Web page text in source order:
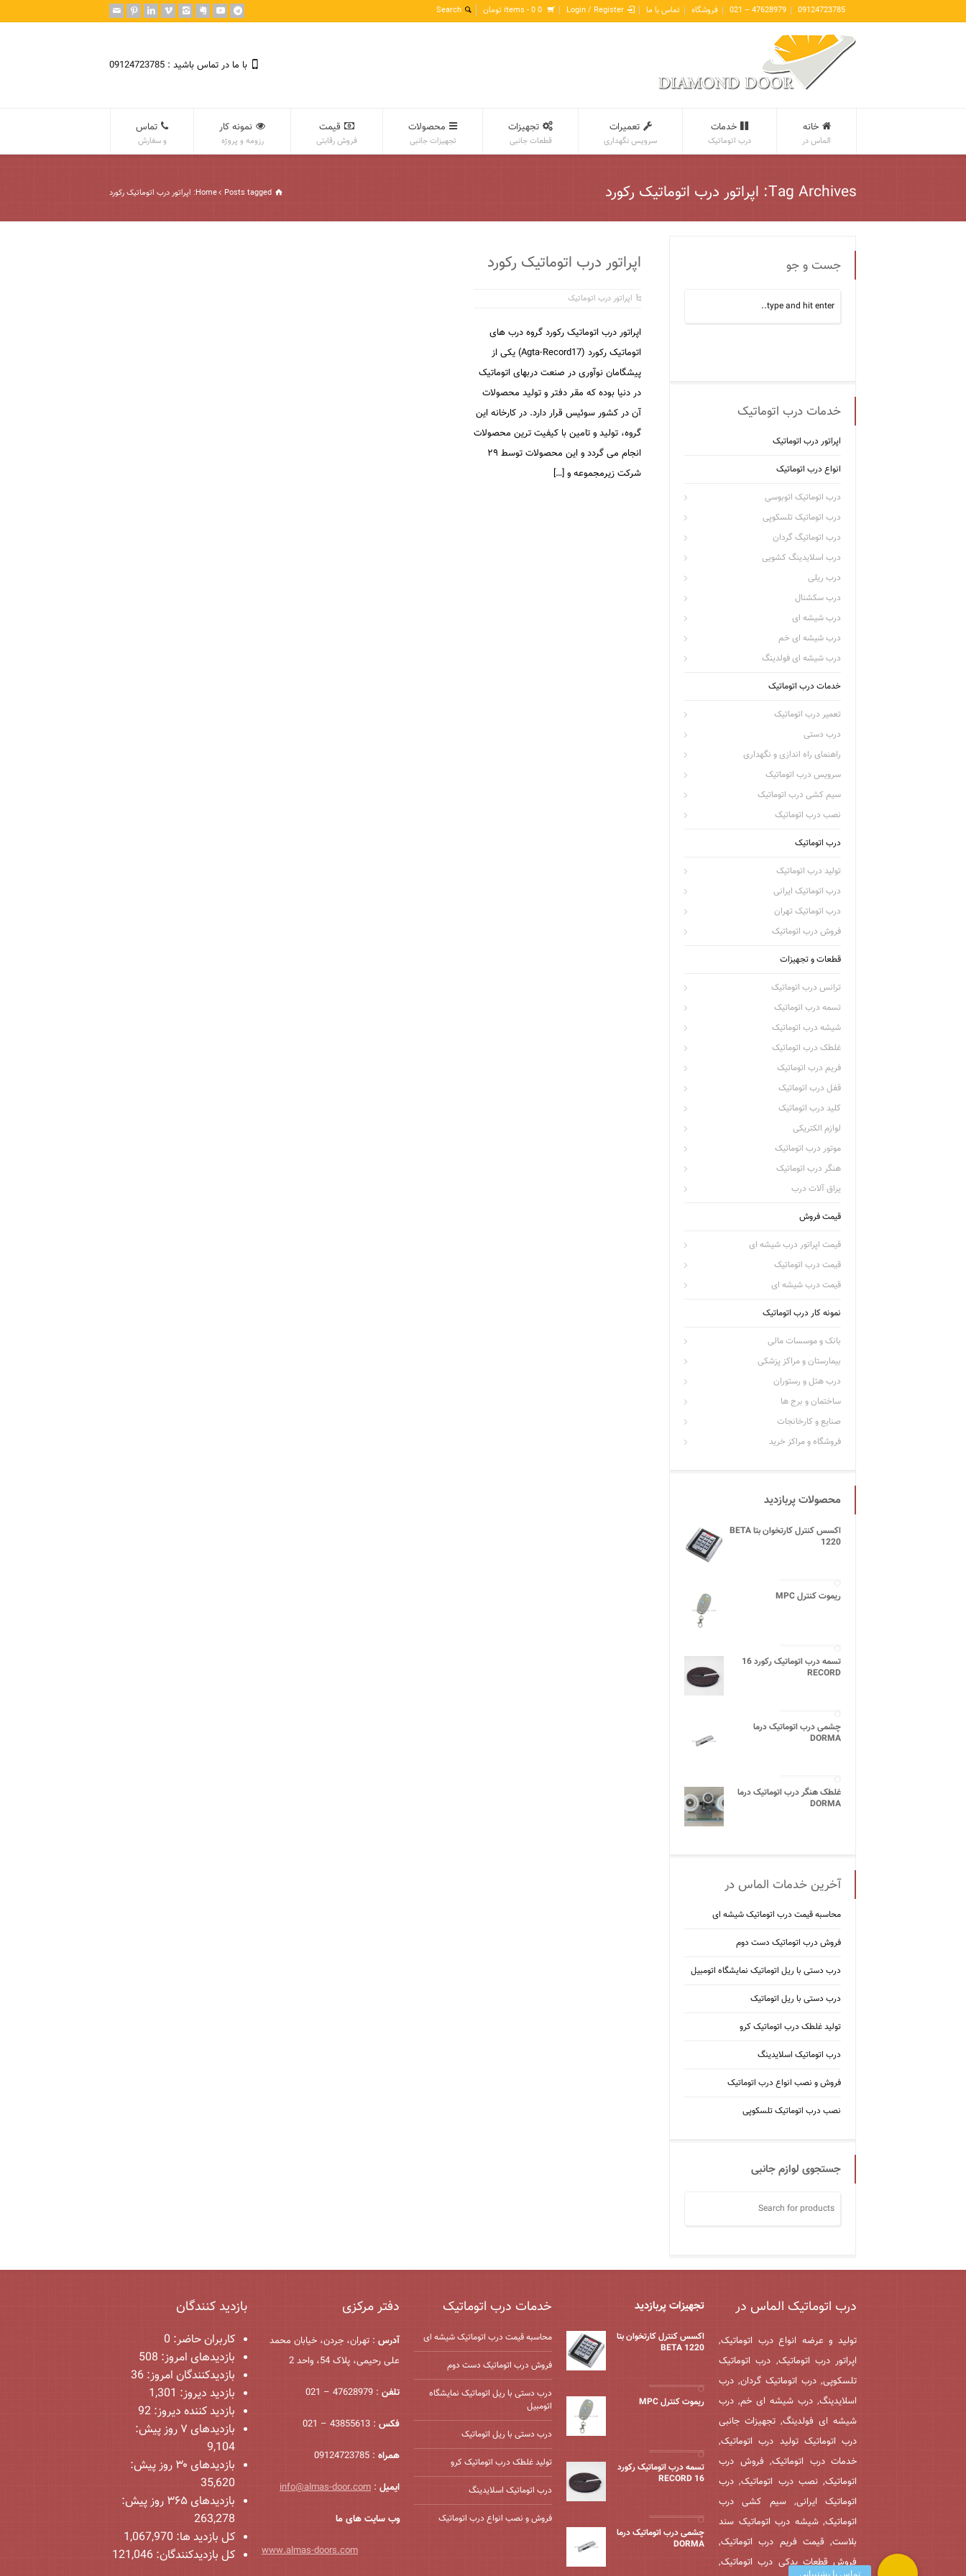
09124723785
47628979 – 021 فروشگاه تماس با ما Login / Register
0 items -
0 تومان
با ما در تماس باشید : 09124723785
خانه
الماس در
خدمات
درب اتوماتیک
تعمیرات
سرویس نگهداری
تجهیزات
قطعات جانبی
محصولات
تجهیزات جانبی
قیمت
فروش رقابتی
نمونه کار
رزومه و پروژه
تماس
و سفارش
Tag Archives: اپراتور درب اتوماتیک رکورد Home Posts tagged: اپراتور درب اتوماتیک رکورد
اپراتور درب اتوماتیک رکورد
اپراتور درب اتوماتیک
اپراتور درب اتوماتیک رکورد گروه درب های
اتوماتیک رکورد (Agta-Record17) یکی از
پیشگامان نوآوری در صنعت دربهای اتوماتیک
در دنیا بوده که مقر دفتر و تولید محصولات
آن در کشور سوئیس قرار دارد. در کارخانه این
گروه، تولید و تامین با کیفیت ترین محصولات
انجام می گردد و این محصولات توسط ۲۹
شرکت زیرمجموعه و […]
جست و جو
خدمات درب اتوماتیک
اپراتور درب اتوماتیک
انواع درب اتوماتیک
درب اتوماتیک اتوبوسی
درب اتوماتیک تلسکوپی
درب اتوماتیگ گردان
درب اسلایدینگ کشویی
درب ریلی
درب سکشنال
درب شیشه ای
درب شیشه ای خم
درب شیشه ای فولدینگ
خدمات درب اتوماتیک
تعمیر درب اتوماتیک
درب دستی
راهنمای راه اندازی و نگهداری
سرویس درب اتوماتیک
سیم کشی درب اتوماتیک
نصب درب اتوماتیک
درب اتوماتیک
تولید درب اتوماتیک
درب اتوماتیک ایرانی
درب اتوماتیک تهران
فروش درب اتوماتیک
قطعات و تجهیزات
ترانس درب اتوماتیک
تسمه درب اتوماتیک
شیشه درب اتوماتیک
غلطک درب اتوماتیک
فریم درب اتوماتیک
قفل درب اتوماتیک
کلید درب اتوماتیک
لوازم الکتریکی
موتور درب اتوماتیک
هنگر درب اتوماتیک
یراق آلات درب
قیمت فروش
قیمت اپراتور درب شیشه ای
قیمت درب اتوماتیک
قیمت درب شیشه ای
نمونه کار درب اتوماتیک
بانک و موسسات مالی
بیمارستان و مراکز پزشکی
درب هتل و رستوران
ساختمان و برج ها
صنایع و کارخانجات
فروشگاه و مراکز خرید
محصولات پربازدید
اکسس کنترل کارتخوان بتا BETA
1220
ریموت کنترل MPC
تسمه درب اتوماتیک رکورد 16
RECORD
چشمی درب اتوماتیک درما
DORMA
غلطک هنگر درب اتوماتیک درما
DORMA
آخرین خدمات الماس در
محاسبه قیمت درب اتوماتیک شیشه ‌ای
فروش درب اتوماتیک دست دوم
درب دستی با ریل اتوماتیک نمایشگاه اتومبیل
درب دستی با ریل اتوماتیک
تولید غلطک درب اتوماتیک کرو
درب اتوماتیک اسلایدینگ
فروش و نصب انواع درب اتوماتیک
نصب درب اتوماتیک تلسکوپی
جستجوی لوازم جانبی
درب اتوماتیک الماس در
تولید و عرضه انواع درب اتوماتیک,
اپراتور درب اتوماتیک, درب اتوماتیک
تلسکوپی, درب اتوماتیک گردان, درب
اسلایدینگ, درب شیشه ای خم, درب
شیشه ای فولدینگ, تجهیزات جانبی
درب اتوماتیک تولید درب اتوماتیک,
خدمات درب اتوماتیک, فروش درب
اتوماتیک, نصب درب اتوماتیک, درب
اتوماتیک ایرانی, سیم کشی درب
اتوماتیک, شیشه درب اتوماتیک سند
بلاست, قیمت فریم درب اتوماتیک,
فروش قطعات یدکی درب اتوماتیک,
تجهیزات پربازدید
اکسس کنترل کارتخوان بتا
BETA 1220
ریموت کنترل MPC
تسمه درب اتوماتیک رکورد
16 RECORD
چشمی درب اتوماتیک درما
DORMA
خدمات درب اتوماتیک
محاسبه قیمت درب اتوماتیک شیشه ‌ای
فروش درب اتوماتیک دست دوم
درب دستی با ریل اتوماتیک نمایشگاه
اتومبیل
درب دستی با ریل اتوماتیک
تولید غلطک درب اتوماتیک کرو
درب اتوماتیک اسلایدینگ
فروش و نصب انواع درب اتوماتیک
دفتر مرکزی
آدرس : تهران، جردن، خیابان محمد
علی رحیمی، پلاک 54، واحد 2
تلفن : 47628979 – 021
فکس : 43855613 – 021
همراه : 09124723785
ایمیل :
info@almas-door.com
وب سایت های ما
www.almas-doors.com
بازدید کنندگان
کاربران حاضر: 0
بازدیدهای امروز: 508
بازدیدکنندگان امروز: 36
بازدید دیروز: 1,301
بازدید کننده دیروز: 92
بازدیدهای ۷ روز پیش:
9,104
بازدیدهای ۳۰ روز پیش:
35,620
بازدیدهای ۳۶۵ روز پیش:
263,278
کل بازدید ها: 1,067,970
کل بازدیدکنند‌گان: 121,046